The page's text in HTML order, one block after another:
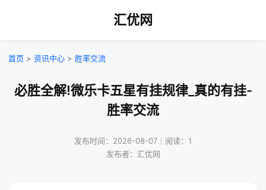
汇优网
首页 > 资讯中心 > 胜率交流
必胜全解!微乐卡五星有挂规律_真的有挂-
胜率交流
发布时间：2026-08-07｜阅读：1
发布者：汇优网